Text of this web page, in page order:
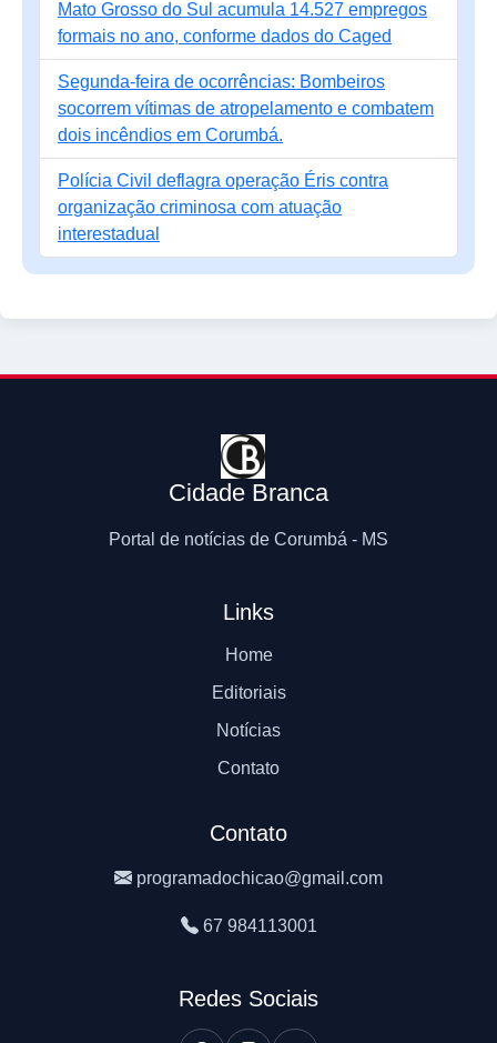
Mato Grosso do Sul acumula 14.527 empregos
formais no ano, conforme dados do Caged
Segunda-feira de ocorrências: Bombeiros
socorrem vítimas de atropelamento e combatem
dois incêndios em Corumbá.
Polícia Civil deflagra operação Éris contra
organização criminosa com atuação
interestadual
Cidade Branca
Portal de notícias de Corumbá - MS
Links
Home
Editoriais
Notícias
Contato
Contato
programadochicao@gmail.com
67 984113001
Redes Sociais